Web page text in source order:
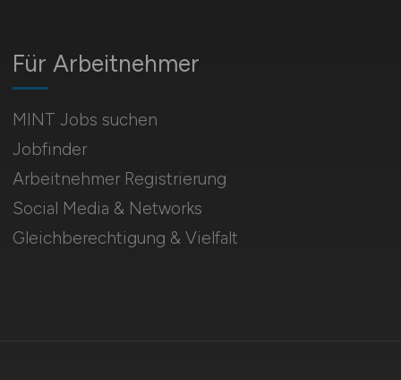
Für Arbeitnehmer
MINT Jobs suchen
Jobfinder
Arbeitnehmer Registrierung
Social Media & Networks
Gleichberechtigung & Vielfalt